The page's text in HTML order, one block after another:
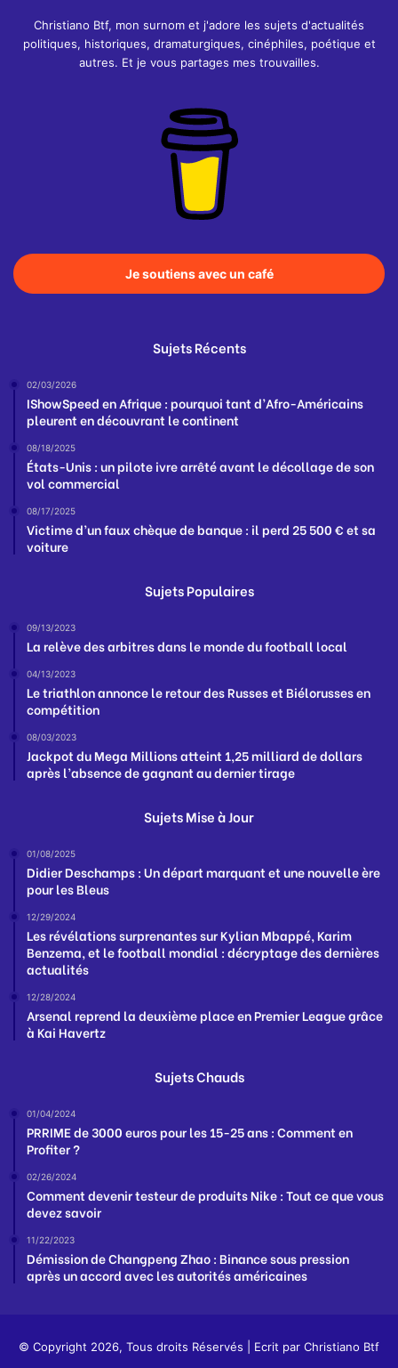
Christiano Btf, mon surnom et j'adore les sujets d'actualités
politiques, historiques, dramaturgiques, cinéphiles, poétique et
autres. Et je vous partages mes trouvailles.
Je soutiens avec un café
Sujets Récents
02/03/2026
IShowSpeed en Afrique : pourquoi tant d’Afro-Américains
pleurent en découvrant le continent
08/18/2025
États-Unis : un pilote ivre arrêté avant le décollage de son
vol commercial
08/17/2025
Victime d’un faux chèque de banque : il perd 25 500 € et sa
voiture
Sujets Populaires
09/13/2023
La relève des arbitres dans le monde du football local
04/13/2023
Le triathlon annonce le retour des Russes et Biélorusses en
compétition
08/03/2023
Jackpot du Mega Millions atteint 1,25 milliard de dollars
après l’absence de gagnant au dernier tirage
Sujets Mise à Jour
01/08/2025
Didier Deschamps : Un départ marquant et une nouvelle ère
pour les Bleus
12/29/2024
Les révélations surprenantes sur Kylian Mbappé, Karim
Benzema, et le football mondial : décryptage des dernières
actualités
12/28/2024
Arsenal reprend la deuxième place en Premier League grâce
à Kai Havertz
Sujets Chauds
01/04/2024
PRRIME de 3000 euros pour les 15-25 ans : Comment en
Profiter ?
02/26/2024
Comment devenir testeur de produits Nike : Tout ce que vous
devez savoir
11/22/2023
Démission de Changpeng Zhao : Binance sous pression
après un accord avec les autorités américaines
© Copyright 2026, Tous droits Réservés | Ecrit par Christiano Btf